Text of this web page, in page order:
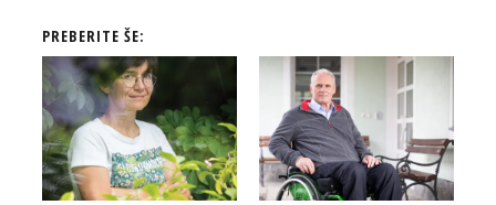
PREBERITE ŠE: